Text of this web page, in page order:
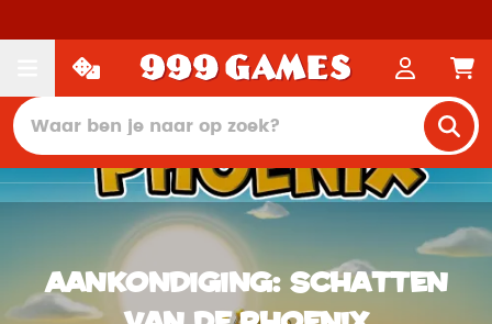
Aankondiging: Schatten